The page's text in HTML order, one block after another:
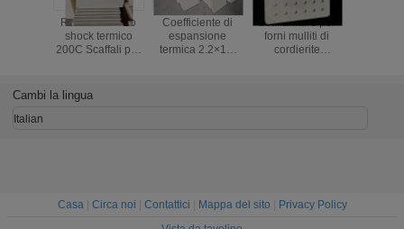
Resistenza allo
shock termico
200C Scaffali per
da 10 a 30 mm
Durevoli e per
Coefficiente di
espansione
termica 2.2×10-
Scaffalature per
forni mulliti di
cordierite
Cambi la lingua
Italian
Casa| Circa noi Contattici Mappa del sito
Privacy Policy